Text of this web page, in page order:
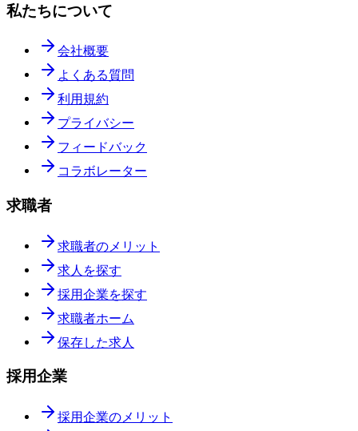
私たちについて
会社概要
よくある質問
利用規約
プライバシー
フィードバック
コラボレーター
求職者
求職者のメリット
求人を探す
採用企業を探す
求職者ホーム
保存した求人
採用企業
採用企業のメリット